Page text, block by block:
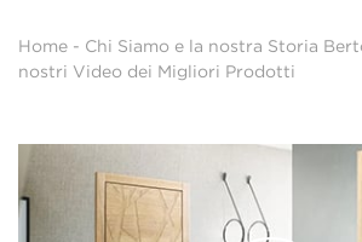
Home - Chi Siamo e la nostra Storia
nostri Video dei Migliori Prodotti